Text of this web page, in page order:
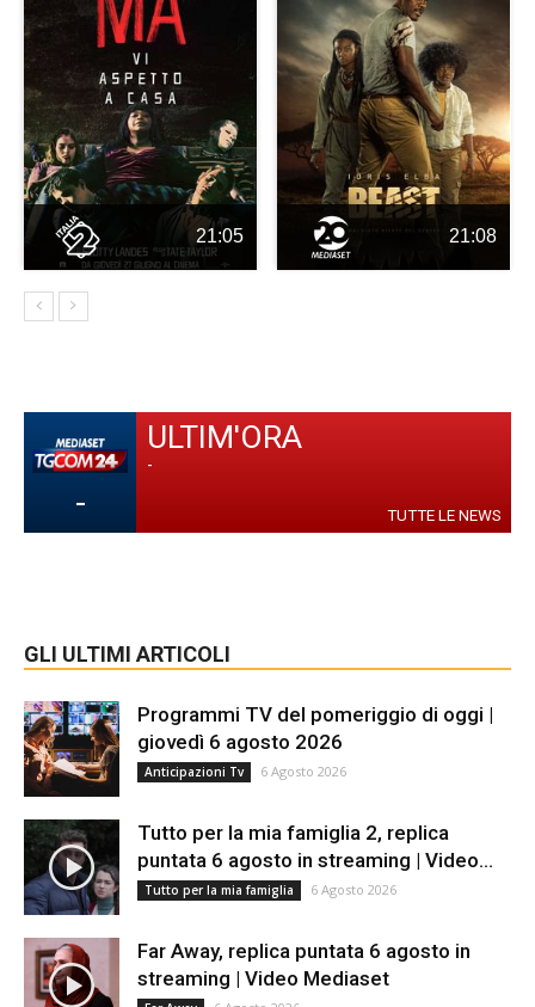
21:05 21:08
-
ULTIM'ORA
-
TUTTE LE NEWS
GLI ULTIMI ARTICOLI
Programmi TV del pomeriggio di oggi |
giovedì 6 agosto 2026
Anticipazioni Tv 6 Agosto 2026
Tutto per la mia famiglia 2, replica
puntata 6 agosto in streaming | Video...
Tutto per la mia famiglia 6 Agosto 2026
Far Away, replica puntata 6 agosto in
streaming | Video Mediaset